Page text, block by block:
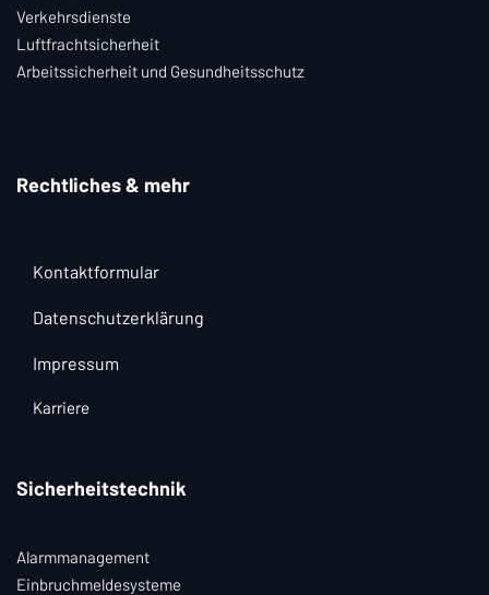
Verkehrsdienste
Luftfrachtsicherheit
Arbeitssicherheit und Gesundheitsschutz
Rechtliches & mehr
Kontaktformular
Datenschutzerklärung
Impressum
Karriere
Sicherheitstechnik
Alarmmanagement
Einbruchmeldesysteme